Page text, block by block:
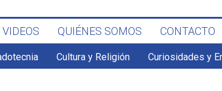
VIDEOS QUIÉNES SOMOS CONTACTO
Cultura y Religión Curiosidades y